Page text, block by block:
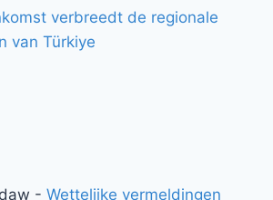
verbreedt de regionale
van Türkiye
- Wettelijke vermeldingen